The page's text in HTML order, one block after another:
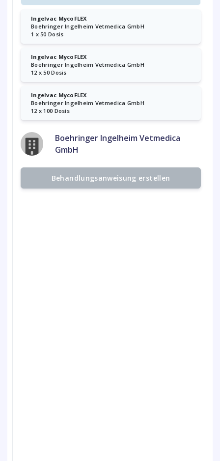
Ingelvac MycoFLEX
Boehringer Ingelheim Vetmedica GmbH
1 x 50 Dosis
Ingelvac MycoFLEX
Boehringer Ingelheim Vetmedica GmbH
12 x 50 Dosis
Ingelvac MycoFLEX
Boehringer Ingelheim Vetmedica GmbH
12 x 100 Dosis
Boehringer Ingelheim Vetmedica
GmbH
Behandlungsanweisung erstellen